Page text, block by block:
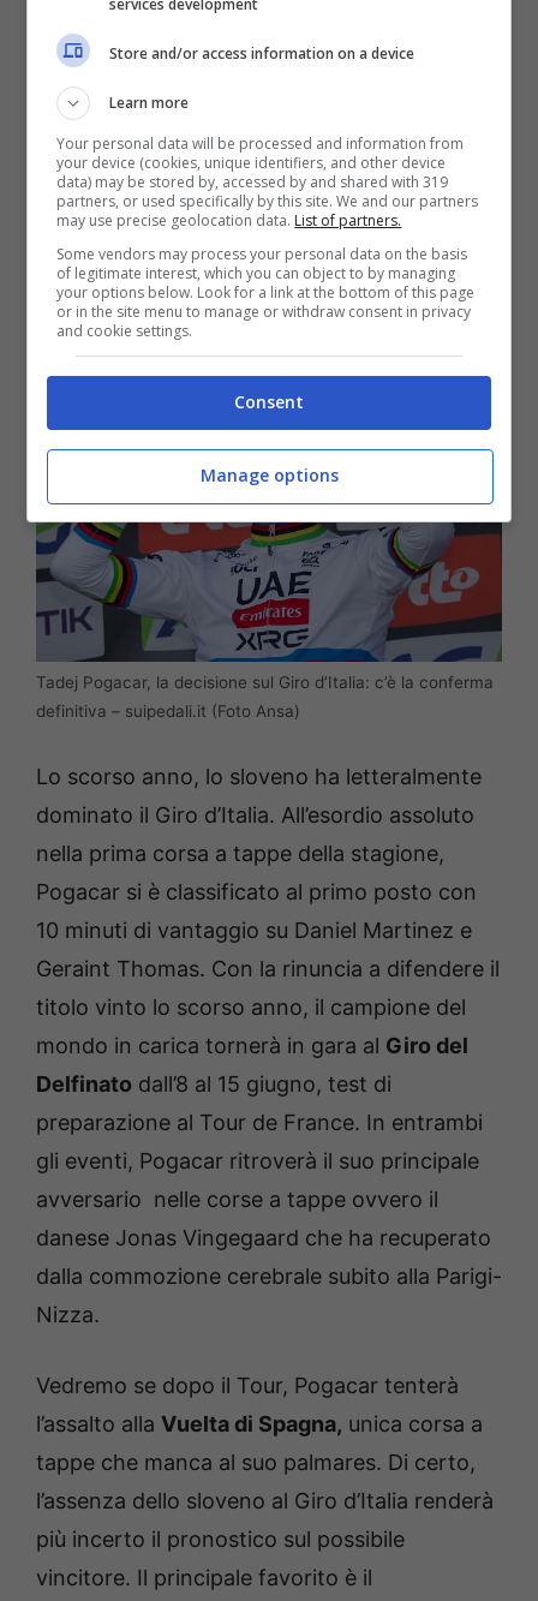
2025 della Corsa Rosa prenderà il via venerdì
9 maggio con le prime tre tappe in Albania.
Tadej
Pogacar non ci sarà
ampiamente annunciata che è diventata
ufficiale con la pubblicazione della entry list
dei corridori che si contenderanno la vittoria
nelle 21 tappe previste fino a domenica 1
giugno.
Tadej Pogacar, la decisione sul Giro d’Italia: c’è la conferma
definitiva – suipedali.it (Foto Ansa)
Lo scorso anno, lo sloveno ha letteralmente
dominato il Giro d’Italia. All’esordio assoluto
nella prima corsa a tappe della stagione,
Pogacar si è classificato al primo posto con
10 minuti di vantaggio su Daniel Martinez e
Geraint Thomas. Con la rinuncia a difendere il
titolo vinto lo scorso anno, il campione del
mondo in carica tornerà in gara al Giro del
Delfinato dall’8 al 15 giugno, test di
preparazione al Tour de France. In entrambi
gli eventi, Pogacar ritroverà il suo principale
avversario nelle corse a tappe ovvero il
danese Jonas Vingegaard che ha recuperato
dalla commozione cerebrale subito alla Parigi-
Nizza.
Vedremo se dopo il Tour, Pogacar tenterà
l’assalto alla Vuelta di Spagna, unica corsa a
tappe che manca al suo palmares. Di certo,
l’assenza dello sloveno al Giro d’Italia renderà
più incerto il pronostico sul possibile
vincitore. Il principale favorito è il
services development
Store and/or access information on a device
Learn more
Your personal data will be processed and information from
your device (cookies, unique identifiers, and other device
data) may be stored by, accessed by and shared with 319
partners, or used specifically by this site. We and our partners
may use precise geolocation data. List of partners.
Some vendors may process your personal data on the basis
of legitimate interest, which you can object to by managing
your options below. Look for a link at the bottom of this page
or in the site menu to manage or withdraw consent in privacy
and cookie settings.
Consent
Manage options